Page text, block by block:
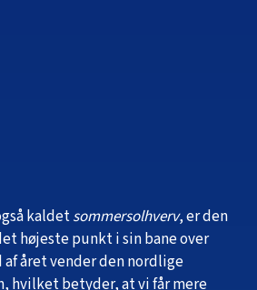
kaldetsommersolhverv, er den
højeste punkt i sin bane over
af året vender den nordlige
hvilket betyder, at vi får mere